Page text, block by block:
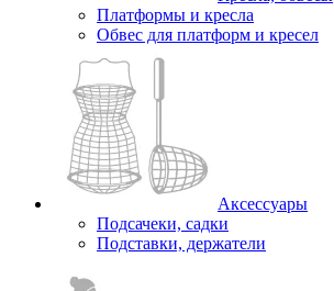
Платформы и кресла
Обвес для платформ и кресел
Аксессуары
Подсачеки, садки
Подставки, держатели